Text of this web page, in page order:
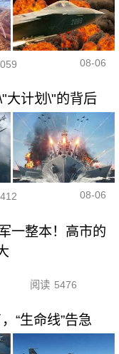
08-06
大计划\"的背后
08-06
一整本！高市的
阅读 5476
“生命线”告急